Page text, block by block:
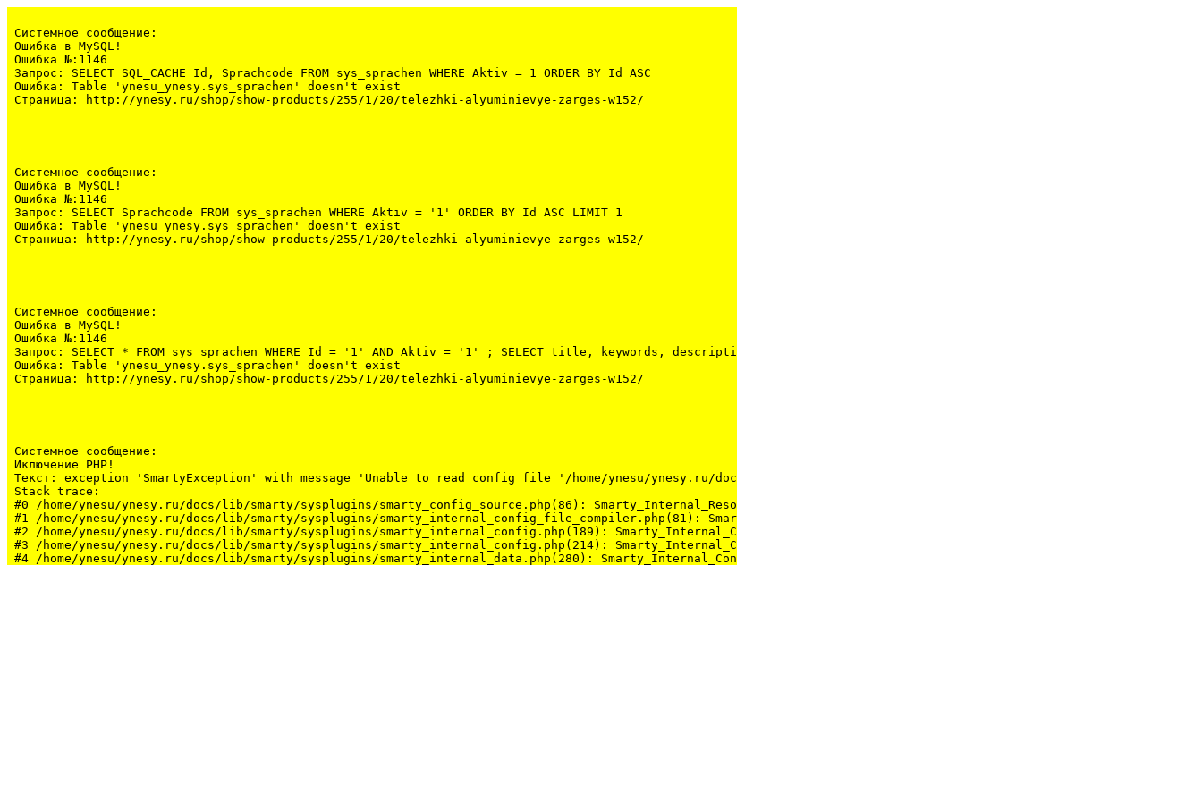
Системное сообщение:
Ошибка в MySQL!
Ошибка №:1146
Запрос: SELECT SQL_CACHE Id, Sprachcode FROM sys_sprachen WHERE Aktiv = 1 ORDER BY Id ASC
Ошибка: Table 'ynesu_ynesy.sys_sprachen' doesn't exist
Страница: http://ynesy.ru/shop/show-products/255/1/20/telezhki-alyuminievye-zarges-w152/
Системное сообщение:
Ошибка в MySQL!
Ошибка №:1146
Запрос: SELECT Sprachcode FROM sys_sprachen WHERE Aktiv = '1' ORDER BY Id ASC LIMIT 1
Ошибка: Table 'ynesu_ynesy.sys_sprachen' doesn't exist
Страница: http://ynesy.ru/shop/show-products/255/1/20/telezhki-alyuminievye-zarges-w152/
Системное сообщение:
Ошибка в MySQL!
Ошибка №:1146
Запрос: SELECT * FROM sys_sprachen WHERE Id = '1' AND Aktiv = '1' ; SELECT title, keywords, description, canonical FROM sys_seotags WHERE (page =
Ошибка: Table 'ynesu_ynesy.sys_sprachen' doesn't exist
Страница: http://ynesy.ru/shop/show-products/255/1/20/telezhki-alyuminievye-zarges-w152/
Системное сообщение:
Иключение PHP!
Текст: exception 'SmartyException' with message 'Unable to read config file '/home/ynesu/ynesy.ru/docs/lang//main.txt'' in /home/ynesu/ynesy.ru/docs/lib/smarty/
Stack trace:
#0 /home/ynesu/ynesy.ru/docs/lib/smarty/sysplugins/smarty_config_source.php(86): Smarty_Internal_Resource_File->getContent(Object(Smarty_Config_Source))
#1 /home/ynesu/ynesy.ru/docs/lib/smarty/sysplugins/smarty_internal_config_file_compiler.php(81): Smarty_Config_Source->__get('content')
#2 /home/ynesu/ynesy.ru/docs/lib/smarty/sysplugins/smarty_internal_config.php(189): Smarty_Internal_Config_File_Compiler-
#3 /home/ynesu/ynesy.ru/docs/lib/smarty/sysplugins/smarty_internal_config.php(214): Smarty_Internal_Config->compileConfigSource()
#4 /home/ynesu/ynesy.ru/docs/lib/smarty/sysplugins/smarty_internal_data.php(280): Smarty_Internal_Config->loadConfigVars(NULL)